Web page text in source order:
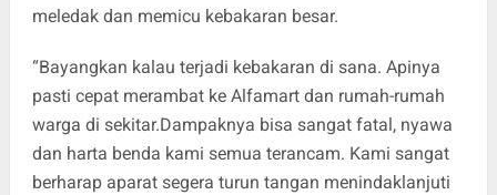
meledak dan memicu kebakaran besar.
“Bayangkan kalau terjadi kebakaran di sana. Apinya
pasti cepat merambat ke Alfamart dan rumah-rumah
warga di sekitar.Dampaknya bisa sangat fatal, nyawa
dan harta benda kami semua terancam. Kami sangat
berharap aparat segera turun tangan menindaklanjuti